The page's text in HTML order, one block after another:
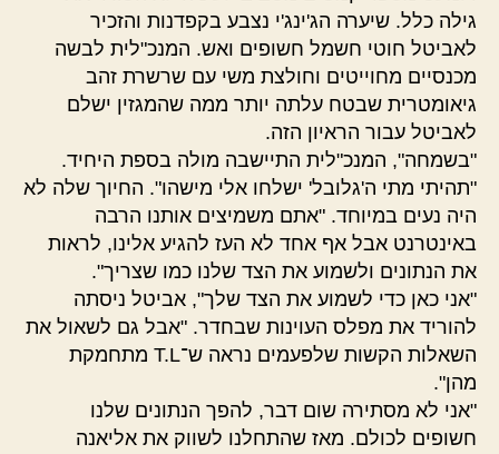
גילה כלל. שיערה הג'ינג'י נצבע בקפדנות והזכיר
לאביטל חוטי חשמל חשופים ואש. המנכ"לית לבשה
מכנסיים מחוייטים וחולצת משי עם שרשרת זהב
גיאומטרית שבטח עלתה יותר ממה שהמגזין ישלם
לאביטל עבור הראיון הזה.
"בשמחה", המנכ"לית התיישבה מולה בספת היחיד.
"תהיתי מתי ה'גלובל' ישלחו אלי מישהו". החיוך שלה לא
היה נעים במיוחד. "אתם משמיצים אותנו הרבה
באינטרנט אבל אף אחד לא העז להגיע אלינו, לראות
את הנתונים ולשמוע את הצד שלנו כמו שצריך".
"אני כאן כדי לשמוע את הצד שלך", אביטל ניסתה
להוריד את מפלס העוינות שבחדר. "אבל גם לשאול את
השאלות הקשות שלפעמים נראה ש־T.L מתחמקת
מהן".
"אני לא מסתירה שום דבר, להפך הנתונים שלנו
חשופים לכולם. מאז שהתחלנו לשווק את אליאנה